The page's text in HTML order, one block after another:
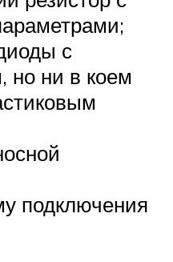
с
но ни в коем
подключения